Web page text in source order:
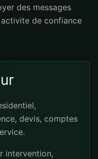
des messages
de confiance
devis, comptes
intervention,